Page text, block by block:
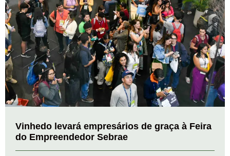
Vinhedo levará empresários de graça à Feira
do Empreendedor Sebrae